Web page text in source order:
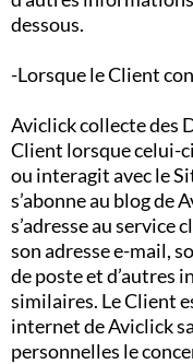
dessous.
-Lorsque le Client
Aviclick collecte des
Client lorsque celui-
ou interagit avec le
s’abonne au blog de
s’adresse au service
son adresse e-mail,
de poste et d’autres
similaires. Le Client
internet de Aviclick
personnelles le